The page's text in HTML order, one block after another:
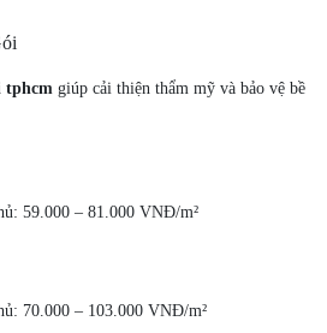
tphcm giúp cải thiện thẩm mỹ và bảo vệ bề
59.000 – 81.000 VNĐ/m²
70.000 – 103.000 VNĐ/m²